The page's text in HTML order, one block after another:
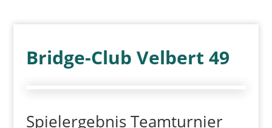
Bridge-Club Velbert 49
Spielergebnis Teamturnier